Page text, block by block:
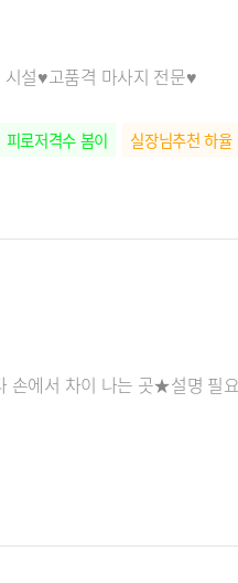
스웨디시] ♥최고의 시설♥고품격 마사지 전문♥
피로저격수 봄이 실장님추천 하율
에서 차이 나는 곳★설명 필